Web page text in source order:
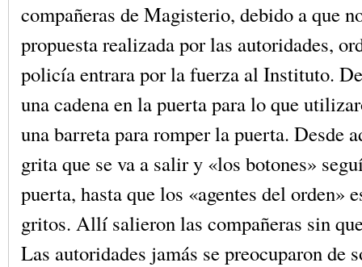
compañeras de Magisterio, debido a que
propuesta realizada por las autoridades,
policía entrara por la fuerza al Instituto.
una cadena en la puerta para lo que
una barreta para romper la puerta. Desde
grita que se va a salir y «los botones»
puerta, hasta que los «agentes del orden»
gritos. Allí salieron las compañeras sin
Las autoridades jamás se preocuparon de